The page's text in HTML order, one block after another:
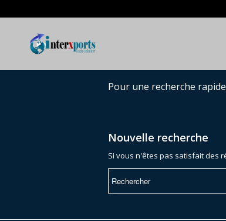
Pour une recherche
Nouvelle recherche
Si vous n'êtes pas satisfait des